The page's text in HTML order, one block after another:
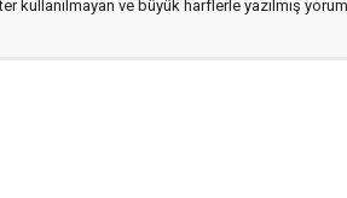
kullanılmayan ve büyük harflerle yazılmış